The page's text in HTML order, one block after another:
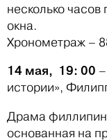
несколько
окна.
Хронометраж –
14 мая, 19: 00
истории»,
Драма
основанная на